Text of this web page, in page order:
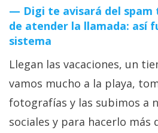
Ciberseguridad
Sistemas
operativos
Profesional
Digi te avisará del
de atender la llamada: así
sistema
Llegan las vacaciones, un
vamos mucho a la playa,
fotografías y las subimos a
sociales y para hacerlo más